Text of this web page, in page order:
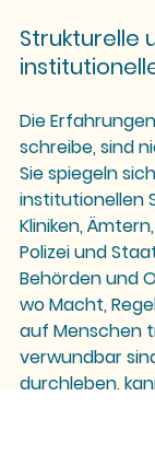
Strukturelle
Die
schreibe, sind
Sie spiegeln
institutionellen
Kliniken,
Polizei und
Behörden und
wo Macht,
auf Menschen
verwundbar
durchleben,